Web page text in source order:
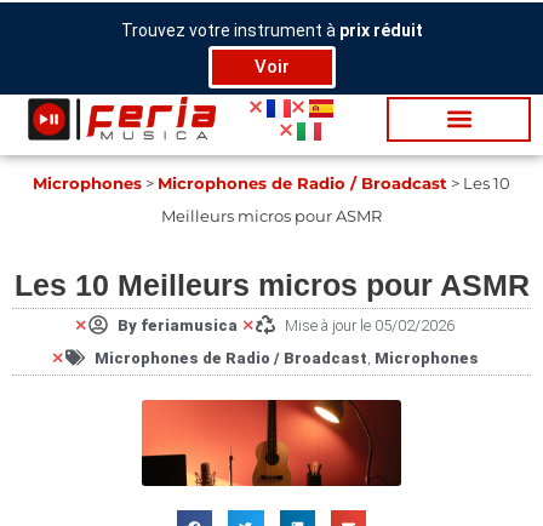
Aller
Trouvez votre instrument à prix réduit
Voir
Mi­cro­phones > Microphones de Radio / Broadcast > Les 10
Meilleurs micros pour ASMR
Les 10 Meilleurs micros pour ASMR
By feriamusica
Mise à jour le 05/02/2026
Microphones de Radio / Broadcast Mi­cro­phones